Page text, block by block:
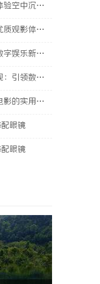
宴的未来娱乐方式
的行业新标杆
影视平台全解析
新时代的先锋力量
法与平台推荐
眼镜
眼镜